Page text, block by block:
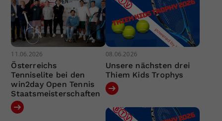
11.06.2026
Österreichs
Tenniselite bei den
win2day Open Tennis
Staatsmeisterschaften
08.06.2026
Unsere nächsten drei
Thiem Kids Trophys